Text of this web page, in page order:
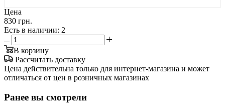
Цена
830 грн.
Есть в наличии: 2
В корзину
Рассчитать доставку
Цена действительна только для интернет-магазина и может
отличаться от цен в розничных магазинах
Ранее вы смотрели